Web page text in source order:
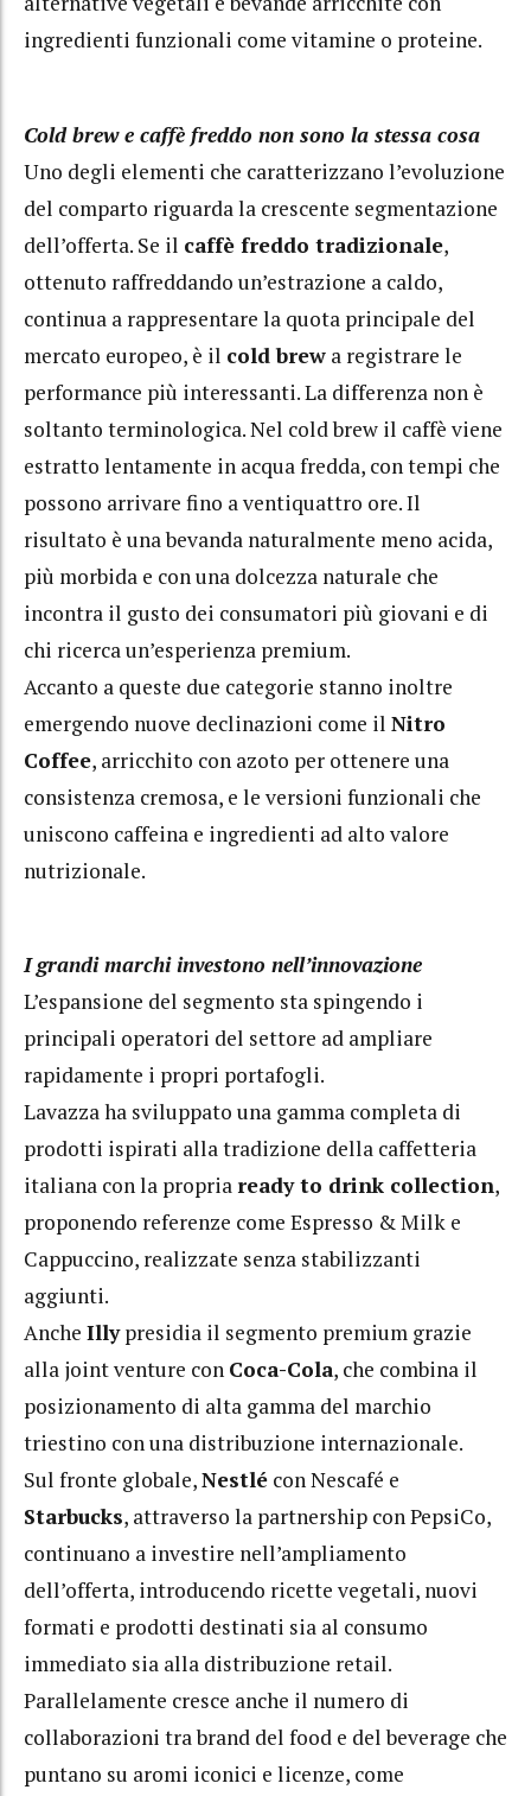
ingredienti funzionali come vitamine o proteine.
Cold brew e caffè freddo non sono la stessa cosa
Uno degli elementi che caratterizzano l’evoluzione
del comparto riguarda la crescente segmentazione
dell’offerta. Se il caffè freddo tradizionale,
ottenuto raffreddando un’estrazione a caldo,
continua a rappresentare la quota principale del
mercato europeo, è il cold brew a registrare le
performance più interessanti. La differenza non è
soltanto terminologica. Nel cold brew il caffè viene
estratto lentamente in acqua fredda, con tempi che
possono arrivare fino a ventiquattro ore. Il
risultato è una bevanda naturalmente meno acida,
più morbida e con una dolcezza naturale che
incontra il gusto dei consumatori più giovani e di
chi ricerca un’esperienza premium.
Accanto a queste due categorie stanno inoltre
emergendo nuove declinazioni come il Nitro
Coffee, arricchito con azoto per ottenere una
consistenza cremosa, e le versioni funzionali che
uniscono caffeina e ingredienti ad alto valore
nutrizionale.
I grandi marchi investono nell’innovazione
L’espansione del segmento sta spingendo i
principali operatori del settore ad ampliare
rapidamente i propri portafogli.
Lavazza ha sviluppato una gamma completa di
prodotti ispirati alla tradizione della caffetteria
italiana con la propriaready to drink collection,
proponendo referenze come Espresso & Milk e
Cappuccino, realizzate senza stabilizzanti
aggiunti.
Anche Illypresidia il segmento premium grazie
alla joint venture con Coca-Cola, che combina il
posizionamento di alta gamma del marchio
triestino con una distribuzione internazionale.
Sul fronte globale,Nestlé con Nescafé e
Starbucks, attraverso la partnership con PepsiCo,
continuano a investire nell’ampliamento
dell’offerta, introducendo ricette vegetali, nuovi
formati e prodotti destinati sia al consumo
immediato sia alla distribuzione retail.
Parallelamente cresce anche il numero di
collaborazioni tra brand del food e del beverage che
puntano su aromi iconici e licenze, come